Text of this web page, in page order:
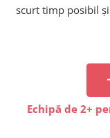
scurt timp posibil
Echipă de 2+